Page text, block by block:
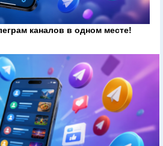
каналов в одном месте!